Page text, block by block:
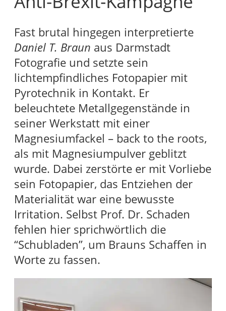
Fast brutal hingegen interpretierte
Daniel T. Braun aus Darmstadt
Fotografie und setzte sein
lichtempfindliches Fotopapier mit
Pyrotechnik in Kontakt. Er
beleuchtete Metallgegenstände in
seiner Werkstatt mit einer
Magnesiumfackel – back to the roots,
als mit Magnesiumpulver geblitzt
wurde. Dabei zerstörte er mit Vorliebe
sein Fotopapier, das Entziehen der
Materialität war eine bewusste
Irritation. Selbst Prof. Dr. Schaden
fehlen hier sprichwörtlich die
“Schubladen”, um Brauns Schaffen in
Worte zu fassen.